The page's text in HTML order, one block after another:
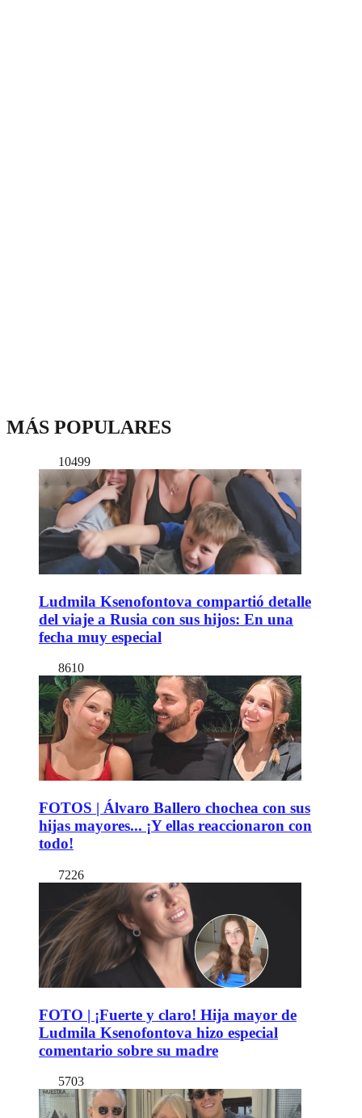
MÁS POPULARES
10499
Ludmila Ksenofontova compartió detalle
del viaje a Rusia con sus hijos: En una
fecha muy especial
8610
FOTOS | Álvaro Ballero chochea con sus
hijas mayores... ¡Y ellas reaccionaron con
todo!
7226
FOTO | ¡Fuerte y claro! Hija mayor de
Ludmila Ksenofontova hizo especial
comentario sobre su madre
5703